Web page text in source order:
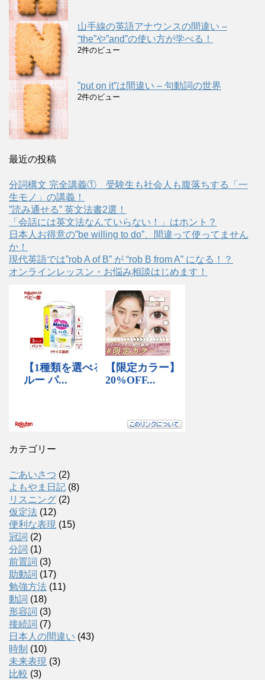
山手線の英語アナウンスの間違い –
“the”や”and”の使い方が学べる！
2件のビュー
”put on it”は間違い – 句動詞の世界
2件のビュー
最近の投稿
分詞構文 完全講義① 受験生も社会人も腹落ちする「一
生モノ」の講義！
”読み通せる” 英文法書2選！
「会話には英文法なんていらない！」はホント？
日本人お得意の”be willing to do”、間違って使ってません
か！
現代英語では”rob A of B” が “rob B from A” になる！？
オンラインレッスン・お悩み相談はじめます！
カテゴリー
ごあいさつ (2)
よもやま日記 (8)
リスニング (2)
仮定法 (12)
便利な表現 (15)
冠詞 (2)
分詞 (1)
前置詞 (3)
助動詞 (17)
勉強方法 (11)
動詞 (18)
形容詞 (3)
接続詞 (7)
日本人の間違い (43)
時制 (10)
未来表現 (3)
比較 (3)